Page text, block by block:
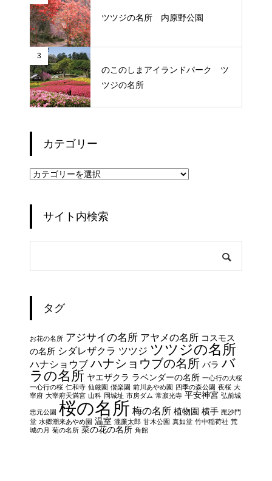
ツツジの名所 内原野公園
3
のこのしまアイランドパーク ツ
ツジの名所
カテゴリー
カ
テ
ー
サイト内検索
タグ
お花の名所 アジサイの名所 アヤメの名所 コスモス
の名所 シダレザクラ ツツジ ツツジの名所
ハナショウブ ハナショウブの名所 バラ バ
ラの名所 ヤエザクラ ラベンダーの名所 一心行の大桜
一心行の桜 仁和寺 仙厳園 偕楽園 前川あやめ園 四季の森公園 夜桜 大
宰府 大宰府天満宮 山科 岡城址 市房ダム 常寂光寺 平安神宮 弘前城
忠元公園 桜の名所 梅の名所 植物園 横手 毘沙門
堂 水郷潮来あやめ園 温室 瀧廉太郎 甘木公園 真如堂 竹中稲荷社 荒
城の月 菊の名所 菜の花の名所 角館